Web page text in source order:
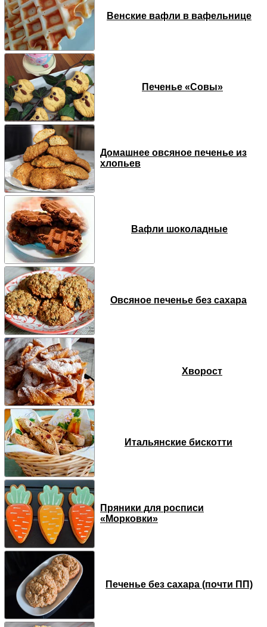
Венские вафли в вафельнице
Печенье «Совы»
Домашнее овсяное печенье из
хлопьев
Вафли шоколадные
Овсяное печенье без сахара
Хворост
Итальянские бискотти
Пряники для росписи
«Морковки»
Печенье без сахара (почти ПП)